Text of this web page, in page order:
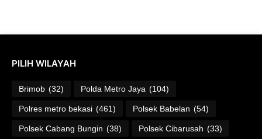
PILIH WILAYAH
Brimob (32) Polda Metro Jaya (104)
Polres metro bekasi (461) Polsek Babelan (54)
Polsek Cabang Bungin (38) Polsek Cibarusah (33)